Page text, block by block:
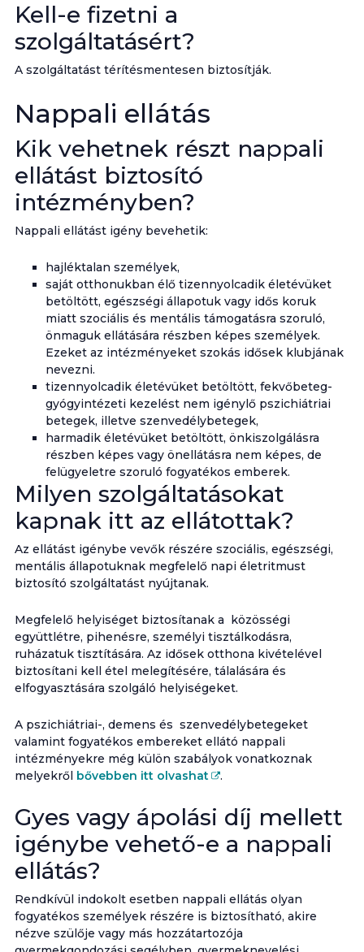
Kell-e fizetni a
szolgáltatásért?
A szolgáltatást térítésmentesen biztosítják.
Nappali ellátás
Kik vehetnek részt nappali
ellátást biztosító
intézményben?
Nappali ellátást igény bevehetik:
hajléktalan személyek,
saját otthonukban élő tizennyolcadik életévüket
betöltött, egészségi állapotuk vagy idős koruk
miatt szociális és mentális támogatásra szoruló,
önmaguk ellátására részben képes személyek.
Ezeket az intézményeket szokás idősek klubjának
nevezni.
tizennyolcadik életévüket betöltött, fekvőbeteg-
gyógyintézeti kezelést nem igénylő pszichiátriai
betegek, illetve szenvedélybetegek,
harmadik életévüket betöltött, önkiszolgálásra
részben képes vagy önellátásra nem képes, de
felügyeletre szoruló fogyatékos emberek.
Milyen szolgáltatásokat
kapnak itt az ellátottak?
Az ellátást igénybe vevők részére szociális, egészségi,
mentális állapotuknak megfelelő napi életritmust
biztosító szolgáltatást nyújtanak.
Megfelelő helyiséget biztosítanak a közösségi
együttlétre, pihenésre, személyi tisztálkodásra,
ruházatuk tisztítására. Az idősek otthona kivételével
biztosítani kell étel melegítésére, tálalására és
elfogyasztására szolgáló helyiségeket.
A pszichiátriai-, demens és szenvedélybetegeket
valamint fogyatékos embereket ellátó nappali
intézményekre még külön szabályok vonatkoznak
melyekről bővebben itt olvashat .
Gyes vagy ápolási díj mellett
igénybe vehető-e a nappali
ellátás?
Rendkívül indokolt esetben nappali ellátás olyan
fogyatékos személyek részére is biztosítható, akire
nézve szülője vagy más hozzátartozója